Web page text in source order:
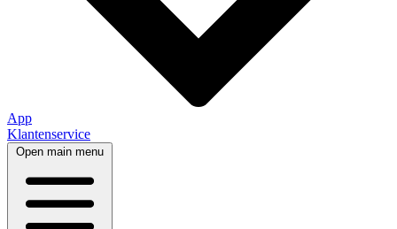
App
Klantenservice
Open main menu